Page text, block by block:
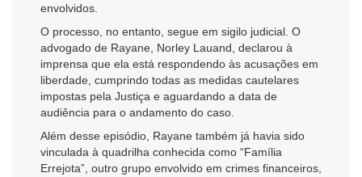
envolvidos.
O processo, no entanto, segue em sigilo judicial. O
advogado de Rayane, Norley Lauand, declarou à
imprensa que ela está respondendo às acusações em
liberdade, cumprindo todas as medidas cautelares
impostas pela Justiça e aguardando a data de
audiência para o andamento do caso.
Além desse episódio, Rayane também já havia sido
vinculada à quadrilha conhecida como “Família
Errejota”, outro grupo envolvido em crimes financeiros,